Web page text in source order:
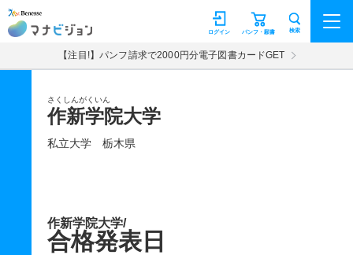
マナビジョン パンフ・願書
ログイン 検索
【注目!】パンフ請求で2000円分電子図書カードGET
さくしんがくいん
作新学院大学
私立大学 栃木県
作新学院大学/
合格発表日